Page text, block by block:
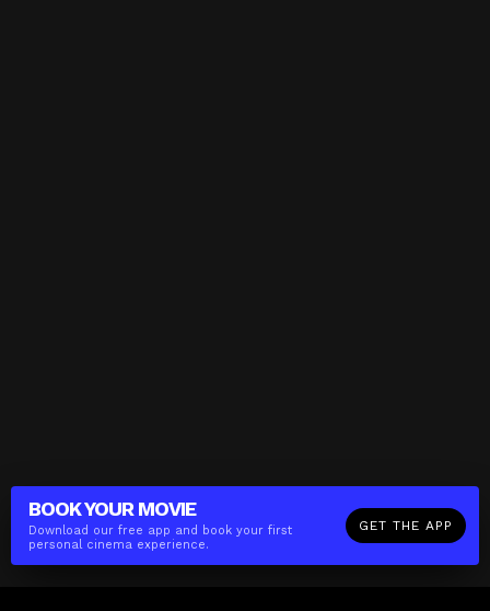
BOOK YOUR MOVIE
Download our free app and book your first
personal cinema experience.
GET THE APP